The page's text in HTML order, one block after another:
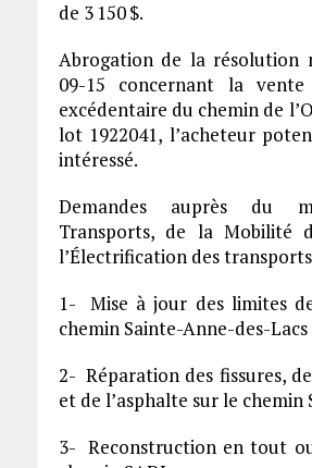
de 3 150 $.
Abrogation de la résolution
09-15 concernant la vente
excédentaire du chemin de
lot 1922041, l’acheteur
intéressé.
Demandes auprès du
Transports, de la Mobilité
l’Électrification des
1- Mise à jour des limites
chemin Sainte-Anne-des-Lacs
2- Réparation des fissures,
et de l’asphalte sur le chemin
3- Reconstruction en tout